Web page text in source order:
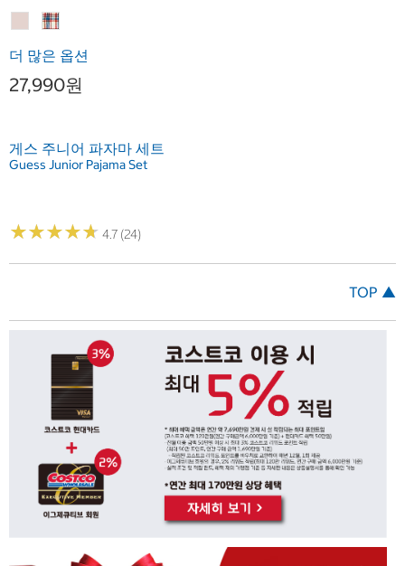
더 많은 옵션
27,990원
게스 주니어 파자마 세트
Guess Junior Pajama Set
★★★★★
★★★★★ 4.7 (24)
TOP ▲